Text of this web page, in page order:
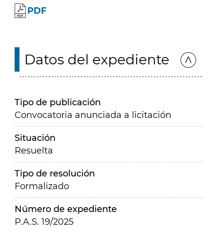
PDF
Datos del expediente
Tipo de publicación
Convocatoria anunciada a licitación
Situación
Resuelta
Tipo de resolución
Formalizado
Número de expediente
P.A.S. 19/2025